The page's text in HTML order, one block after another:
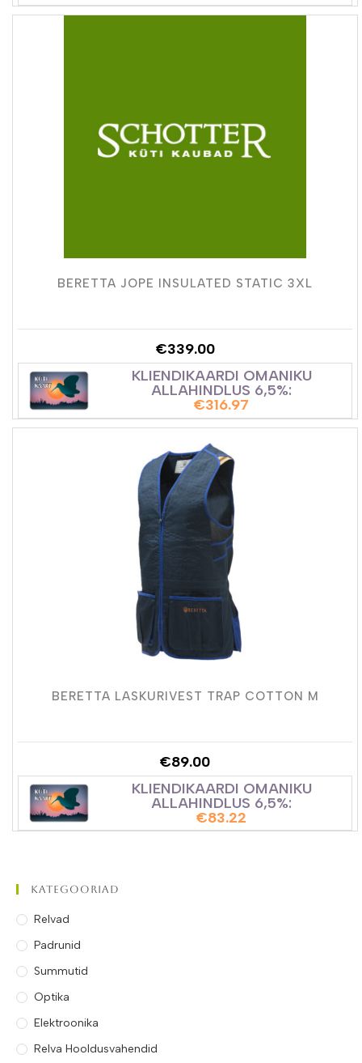
BERETTA JOPE INSULATED STATIC 3XL
€339.00
KLIENDIKAARDI OMANIKU
ALLAHINDLUS 6,5%:
€316.97
BERETTA LASKURIVEST TRAP COTTON M
€89.00
KLIENDIKAARDI OMANIKU
ALLAHINDLUS 6,5%:
€83.22
Kategooriad
Relvad
Padrunid
Summutid
Optika
Elektroonika
Relva Hooldusvahendid